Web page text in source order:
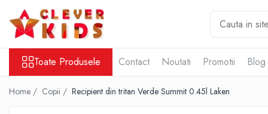
Toate Produsele
Copii
Termosuri pentru alimente
Toate Produsele Contact Noutati Promotii
Home / Copii / Recipient din tritan Verde Summit 0.45l Laken